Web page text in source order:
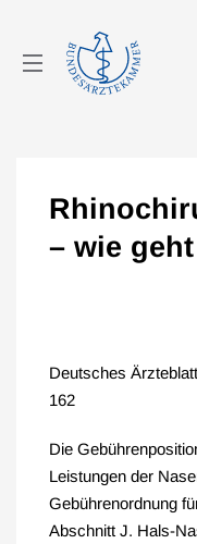
– wie
Deutsches
162
Die
Leistungen der
Gebührenordnung
Abschnitt J. Hals-